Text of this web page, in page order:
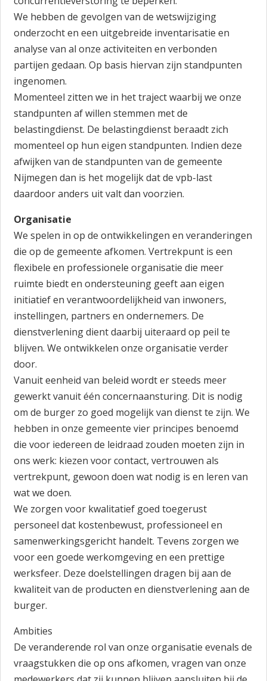
We hebben de gevolgen van de wetswijziging
onderzocht en een uitgebreide inventarisatie en
analyse van al onze activiteiten en verbonden
partijen gedaan. Op basis hiervan zijn standpunten
ingenomen.
Momenteel zitten we in het traject waarbij we onze
standpunten af willen stemmen met de
belastingdienst. De belastingdienst beraadt zich
momenteel op hun eigen standpunten. Indien deze
afwijken van de standpunten van de gemeente
Nijmegen dan is het mogelijk dat de vpb-last
daardoor anders uit valt dan voorzien.
Organisatie
We spelen in op de ontwikkelingen en veranderingen
die op de gemeente afkomen. Vertrekpunt is een
flexibele en professionele organisatie die meer
ruimte biedt en ondersteuning geeft aan eigen
initiatief en verantwoordelijkheid van inwoners,
instellingen, partners en ondernemers. De
dienstverlening dient daarbij uiteraard op peil te
blijven. We ontwikkelen onze organisatie verder
door.
Vanuit eenheid van beleid wordt er steeds meer
gewerkt vanuit één concernaansturing. Dit is nodig
om de burger zo goed mogelijk van dienst te zijn. We
hebben in onze gemeente vier principes benoemd
die voor iedereen de leidraad zouden moeten zijn in
ons werk: kiezen voor contact, vertrouwen als
vertrekpunt, gewoon doen wat nodig is en leren van
wat we doen.
We zorgen voor kwalitatief goed toegerust
personeel dat kostenbewust, professioneel en
samenwerkingsgericht handelt. Tevens zorgen we
voor een goede werkomgeving en een prettige
werksfeer. Deze doelstellingen dragen bij aan de
kwaliteit van de producten en dienstverlening aan de
burger.
Ambities
De veranderende rol van onze organisatie evenals de
vraagstukken die op ons afkomen, vragen van onze